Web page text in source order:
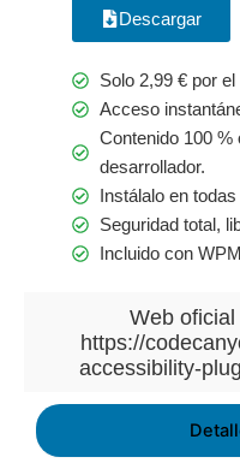
Descargar
Solo 2,99 €por el
Acceso
Contenido 100 %
desarrollador.
Instálalo en
Seguridad total,
Incluido con
Web
https://
accessibility-